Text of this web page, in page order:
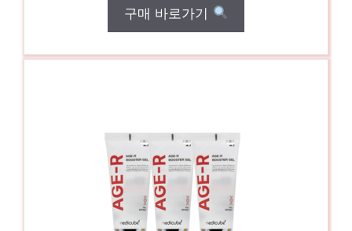
구매 바로가기